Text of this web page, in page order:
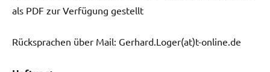
als PDF zur Verfügung gestellt
Rücksprachen über Mail: Gerhard.Loger(at)t-online.de